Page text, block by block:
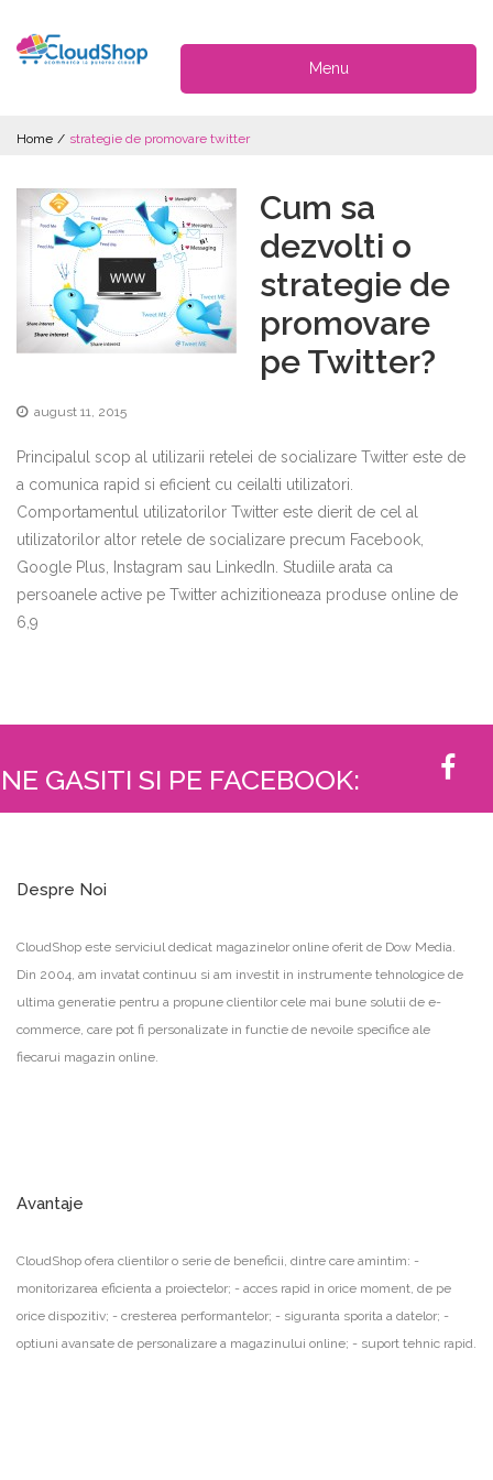
Menu
Home / strategie de promovare twitter
Cum sa
dezvolti o
strategie de
promovare
pe Twitter?
august 11, 2015
Principalul scop al utilizarii retelei de socializare Twitter este de
a comunica rapid si eficient cu ceilalti utilizatori.
Comportamentul utilizatorilor Twitter este dierit de cel al
utilizatorilor altor retele de socializare precum Facebook,
Google Plus, Instagram sau LinkedIn. Studiile arata ca
persoanele active pe Twitter achizitioneaza produse online de
6,9
NE GASITI SI PE FACEBOOK:
Despre Noi
CloudShop este serviciul dedicat magazinelor online oferit de Dow Media.
Din 2004, am invatat continuu si am investit in instrumente tehnologice de
ultima generatie pentru a propune clientilor cele mai bune solutii de e-
commerce, care pot fi personalizate in functie de nevoile specifice ale
fiecarui magazin online.
Avantaje
CloudShop ofera clientilor o serie de beneficii, dintre care amintim: -
monitorizarea eficienta a proiectelor; - acces rapid in orice moment, de pe
orice dispozitiv; - cresterea performantelor; - siguranta sporita a datelor; -
optiuni avansate de personalizare a magazinului online; - suport tehnic rapid.